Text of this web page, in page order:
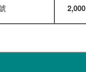
2,000